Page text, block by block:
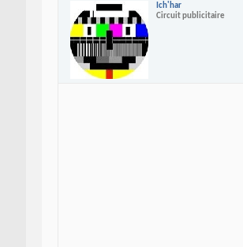
Ich'har
Circuit publicitaire